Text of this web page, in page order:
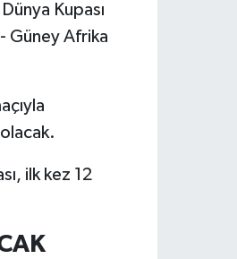
Kupası
Güney Afrika
ilk kez 12